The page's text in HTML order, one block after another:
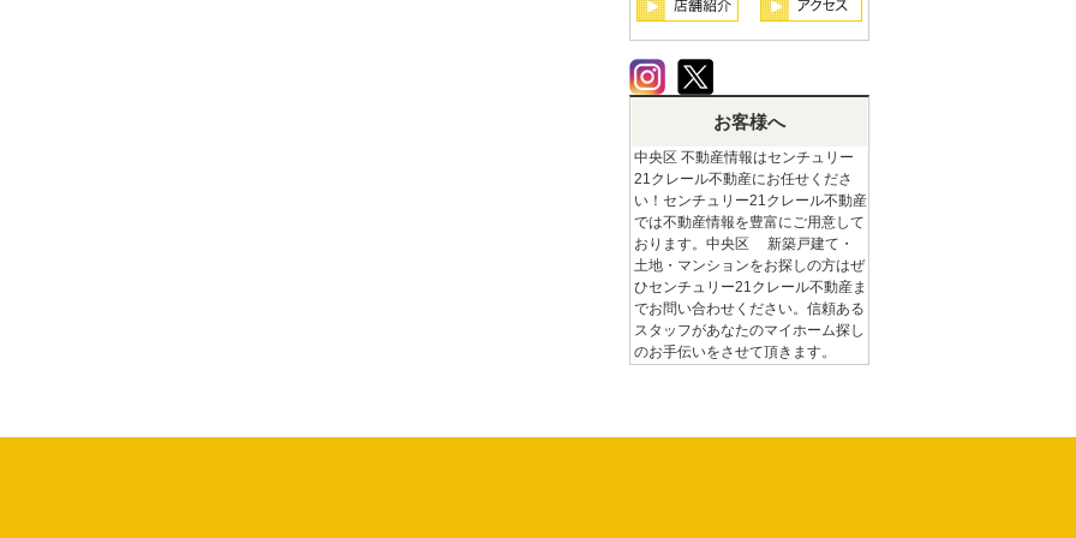
お客様へ
中央区 不動産情報はセンチュリー
21クレール不動産にお任せくださ
い！センチュリー21クレール不動産
では不動産情報を豊富にご用意して
おります。中央区 新築戸建て・
土地・マンションをお探しの方はぜ
ひセンチュリー21クレール不動産ま
でお問い合わせください。信頼ある
スタッフがあなたのマイホーム探し
のお手伝いをさせて頂きます。